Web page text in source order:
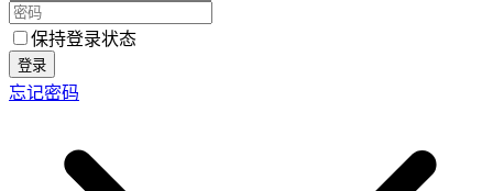
保持登录状态
登录
忘记密码